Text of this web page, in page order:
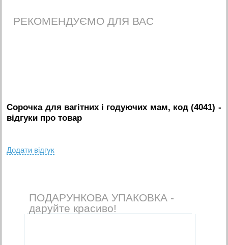
РЕКОМЕНДУЄМО ДЛЯ ВАС
Сорочка для вагітних і годуючих мам, код (4041) -
вiдгуки про товар
Додати вiдгук
ПОДАРУНКОВА УПАКОВКА -
даруйте красиво!